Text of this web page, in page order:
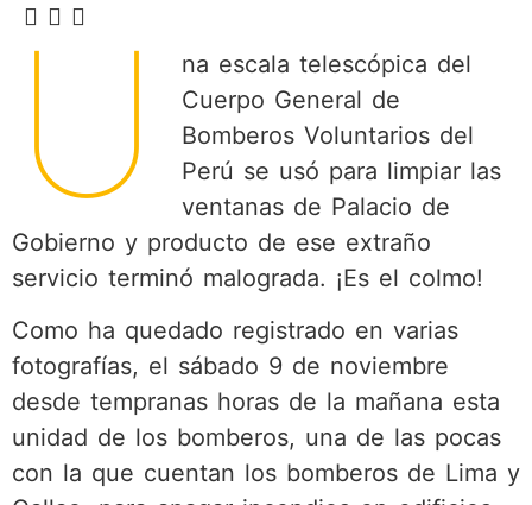
U
na escala telescópica del
Cuerpo General de
Bomberos Voluntarios del
Perú se usó para limpiar las
ventanas de Palacio de
Gobierno y producto de ese extraño
servicio terminó malograda. ¡Es el colmo!
Como ha quedado registrado en varias
fotografías, el sábado 9 de noviembre
desde tempranas horas de la mañana esta
unidad de los bomberos, una de las pocas
con la que cuentan los bomberos de Lima y